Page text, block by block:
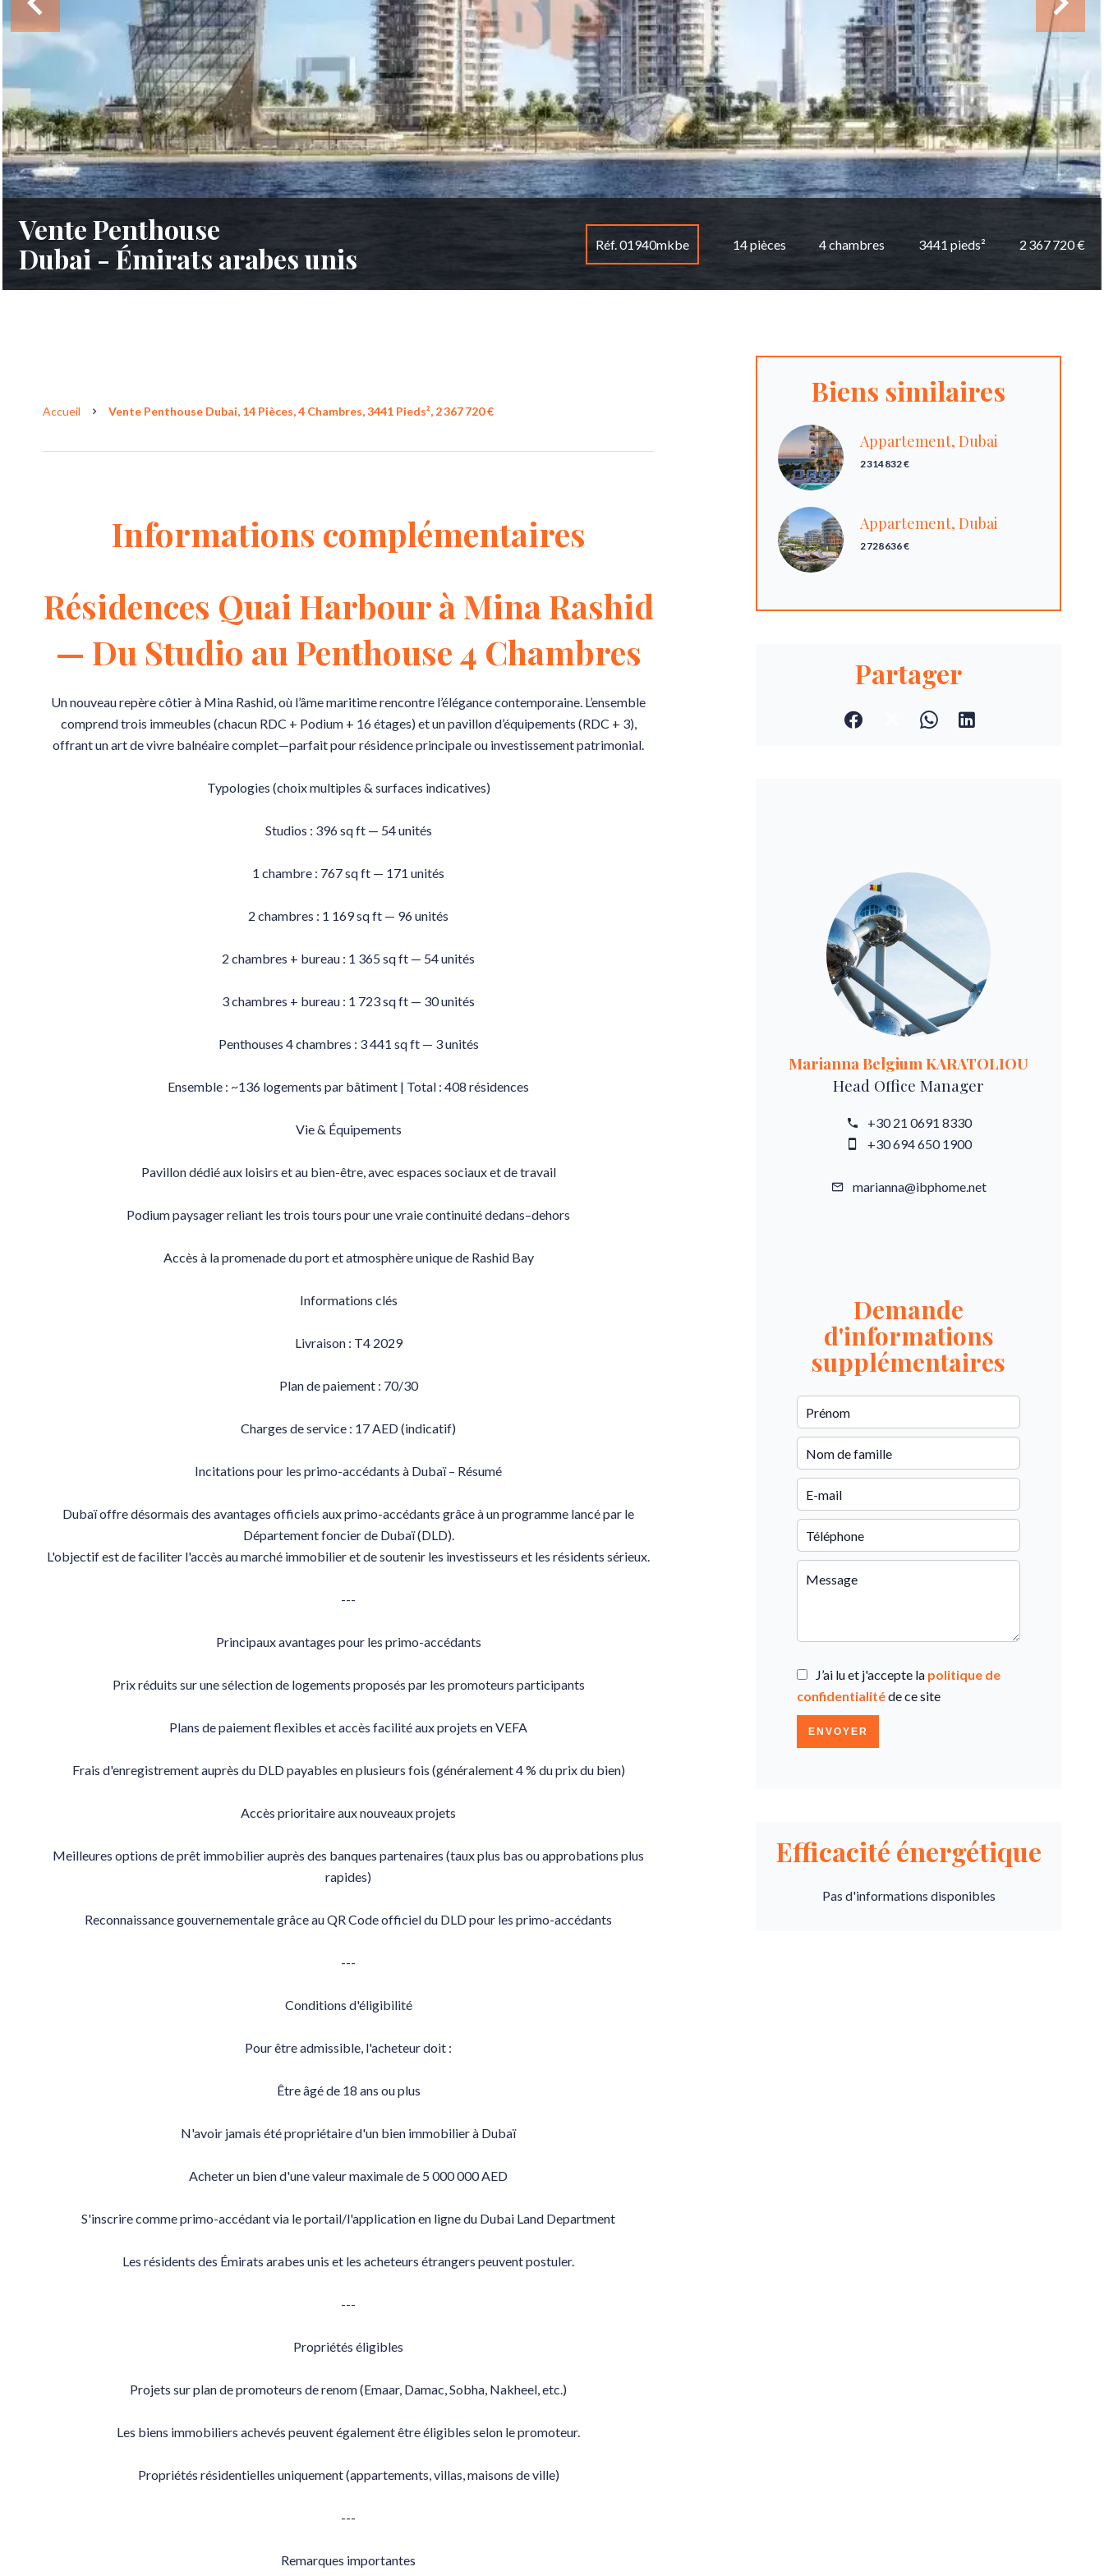
Vente Penthouse
Dubai - Émirats arabes unis
Réf. 01940mkbe 14 pièces 4 chambres 3441 pieds² 2 367 720 €
Accueil Vente Penthouse Dubai, 14 Pièces, 4 Chambres, 3441 Pieds², 2 367 720 €
Informations complémentaires
Résidences Quai Harbour à Mina Rashid
— Du Studio au Penthouse 4 Chambres
Un nouveau repère côtier à Mina Rashid, où l’âme maritime rencontre l’élégance contemporaine. L’ensemble
comprend trois immeubles (chacun RDC + Podium + 16 étages) et un pavillon d’équipements (RDC + 3),
offrant un art de vivre balnéaire complet—parfait pour résidence principale ou investissement patrimonial.
Typologies (choix multiples & surfaces indicatives)
Studios : 396 sq ft — 54 unités
1 chambre : 767 sq ft — 171 unités
2 chambres : 1 169 sq ft — 96 unités
2 chambres + bureau : 1 365 sq ft — 54 unités
3 chambres + bureau : 1 723 sq ft — 30 unités
Penthouses 4 chambres : 3 441 sq ft — 3 unités
Ensemble : ~136 logements par bâtiment | Total : 408 résidences
Vie & Équipements
Pavillon dédié aux loisirs et au bien-être, avec espaces sociaux et de travail
Podium paysager reliant les trois tours pour une vraie continuité dedans–dehors
Accès à la promenade du port et atmosphère unique de Rashid Bay
Informations clés
Livraison : T4 2029
Plan de paiement : 70/30
Charges de service : 17 AED (indicatif)
Incitations pour les primo-accédants à Dubaï – Résumé
Dubaï offre désormais des avantages officiels aux primo-accédants grâce à un programme lancé par le
Département foncier de Dubaï (DLD).
L'objectif est de faciliter l'accès au marché immobilier et de soutenir les investisseurs et les résidents sérieux.
---
Principaux avantages pour les primo-accédants
Prix réduits sur une sélection de logements proposés par les promoteurs participants
Plans de paiement flexibles et accès facilité aux projets en VEFA
Frais d'enregistrement auprès du DLD payables en plusieurs fois (généralement 4 % du prix du bien)
Accès prioritaire aux nouveaux projets
Meilleures options de prêt immobilier auprès des banques partenaires (taux plus bas ou approbations plus
rapides)
Reconnaissance gouvernementale grâce au QR Code officiel du DLD pour les primo-accédants
---
Conditions d'éligibilité
Pour être admissible, l'acheteur doit :
Être âgé de 18 ans ou plus
N'avoir jamais été propriétaire d'un bien immobilier à Dubaï
Acheter un bien d'une valeur maximale de 5 000 000 AED
S'inscrire comme primo-accédant via le portail/l'application en ligne du Dubai Land Department
Les résidents des Émirats arabes unis et les acheteurs étrangers peuvent postuler.
---
Propriétés éligibles
Projets sur plan de promoteurs de renom (Emaar, Damac, Sobha, Nakheel, etc.)
Les biens immobiliers achevés peuvent également être éligibles selon le promoteur.
Propriétés résidentielles uniquement (appartements, villas, maisons de ville)
---
Remarques importantes
Biens similaires
Appartement, Dubai
2 314 832 €
Appartement, Dubai
2 728 636 €
Partager
Marianna Belgium KARATOLIOU
Head Office Manager
+30 21 0691 8330
+30 694 650 1900
marianna@ibphome.net
Demande
d'informations
supplémentaires
J’ai lu et j'accepte la politique de
confidentialitéde ce site
ENVOYER
Efficacité énergétique
Pas d'informations disponibles